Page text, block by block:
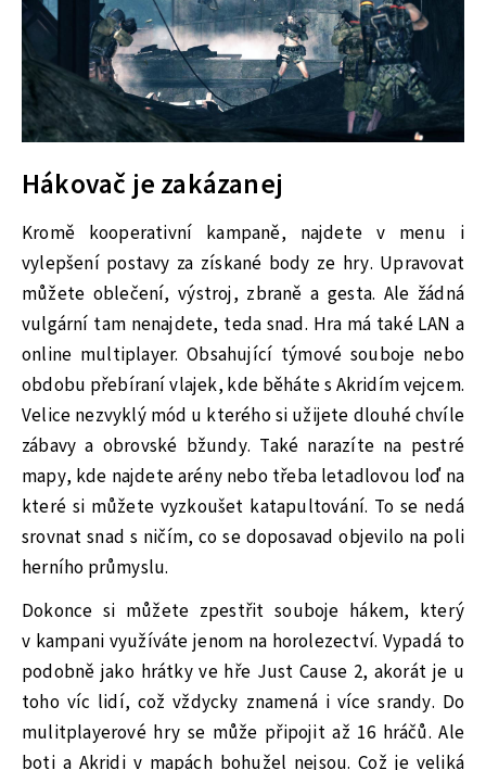
Hákovač je zakázanej
Kromě kooperativní kampaně, najdete v menu i
vylepšení postavy za získané body ze hry. Upravovat
můžete oblečení, výstroj, zbraně a gesta. Ale žádná
vulgární tam nenajdete, teda snad. Hra má také LAN a
online multiplayer. Obsahující týmové souboje nebo
obdobu přebíraní vlajek, kde běháte s Akridím vejcem.
Velice nezvyklý mód u kterého si užijete dlouhé chvíle
zábavy a obrovské bžundy. Také narazíte na pestré
mapy, kde najdete arény nebo třeba letadlovou loď na
které si můžete vyzkoušet katapultování. To se nedá
srovnat snad s ničím, co se doposavad objevilo na poli
herního průmyslu.
Dokonce si můžete zpestřit souboje hákem, který
v kampani využíváte jenom na horolezectví. Vypadá to
podobně jako hrátky ve hře Just Cause 2, akorát je u
toho víc lidí, což vždycky znamená i více srandy. Do
mulitplayerové hry se může připojit až 16 hráčů. Ale
boti a Akridi v mapách bohužel nejsou. Což je veliká